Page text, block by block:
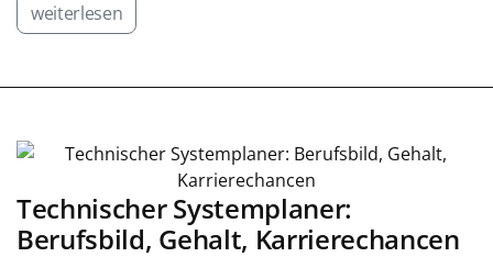
weiterlesen
Technischer Systemplaner:
Berufsbild, Gehalt, Karrierechancen